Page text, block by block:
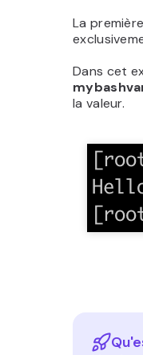
La
Dans cet
la valeur.